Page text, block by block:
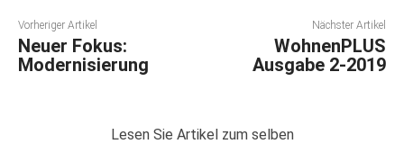
Vorheriger Artikel
Neuer Fokus:
Modernisierung
Nächster Artikel
WohnenPLUS
Ausgabe 2-2019
Lesen Sie Artikel zum selben